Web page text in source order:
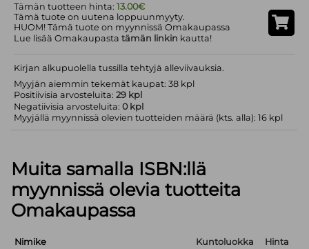
Tämän tuotteen hinta:13.00€
Tämä tuote on uutena loppuunmyyty.
HUOM! Tämä tuote on myynnissä Omakaupassa
Lue lisää Omakaupastatämän linkin kautta!
Kirjan alkupuolella tussilla tehtyjä alleviivauksia.
Myyjän aiemmin tekemät kaupat: 38 kpl
Positiivisia arvosteluita:29 kpl
Negatiivisia arvosteluita:0 kpl
Myyjällä myynnissä olevien tuotteiden määrä (kts. alla): 16 kpl
Muita samalla ISBN:llä
myynnissä olevia tuotteita
Omakaupassa
Nimike Kuntoluokka
Hinta